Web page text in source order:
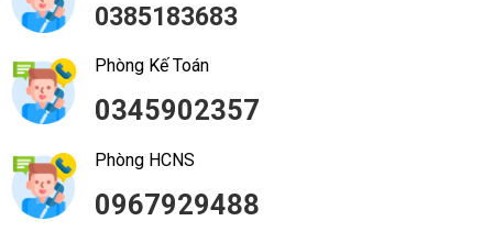
0385183683
Phòng Kế Toán
0345902357
Phòng HCNS
0967929488